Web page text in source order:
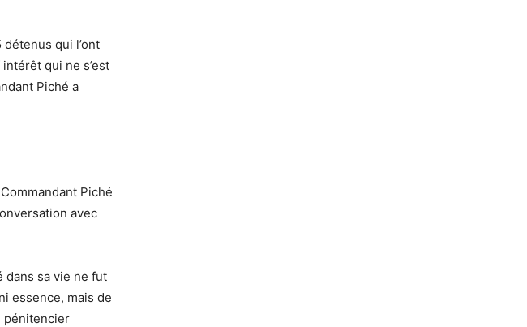
qui l’ont
qui ne s’est
Piché a
Piché
avec
sa vie ne fut
essence, mais de
pénitencier